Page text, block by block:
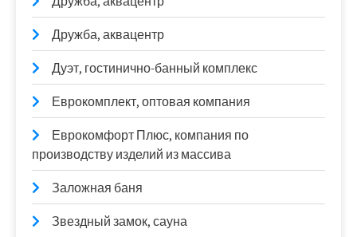
Дружба, аквацентр
Дуэт, гостинично-банный комплекс
Еврокомплект, оптовая компания
Еврокомфорт Плюс, компания по
производству изделий из массива
Заложная баня
Звездный замок, сауна